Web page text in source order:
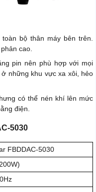
bộ thân máy bên trên.
cao.
pin nên phù hợp với mọi
những khu vực xa xôi, hẻo
có thể nén khí lên mức
điện.
5030
FBDDAC-5030